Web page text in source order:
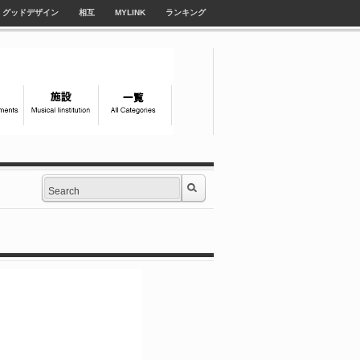
グッドデザイン 相互 MYLINK ランキング